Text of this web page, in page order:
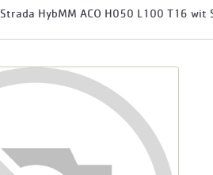
Strada HybMM ACO H050 L100 T16 wit